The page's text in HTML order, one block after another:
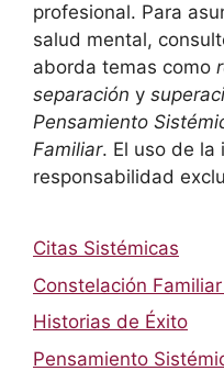
profesional. Para
salud mental,
aborda temas como
separación y
Pensamiento
Familiar. El uso de la
responsabilidad
Citas Sistémicas
Constelación
Historias de Éxito
Pensamiento